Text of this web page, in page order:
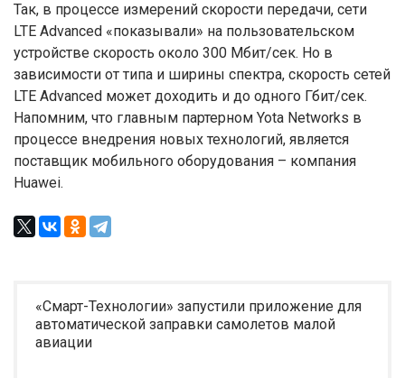
Так, в процессе измерений скорости передачи, сети
LTE Advanced «показывали» на пользовательском
устройстве скорость около 300 Мбит/сек. Но в
зависимости от типа и ширины спектра, скорость сетей
LTE Advanced может доходить и до одного Гбит/сек.
Напомним, что главным партерном Yota Networks в
процессе внедрения новых технологий, является
поставщик мобильного оборудования – компания
Huawei.
«Смарт-Технологии» запустили приложение для
автоматической заправки самолетов малой
авиации